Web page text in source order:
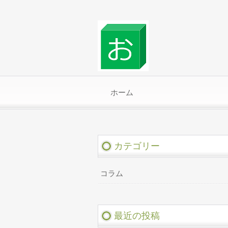
ホーム
カテゴリー
コラム
最近の投稿